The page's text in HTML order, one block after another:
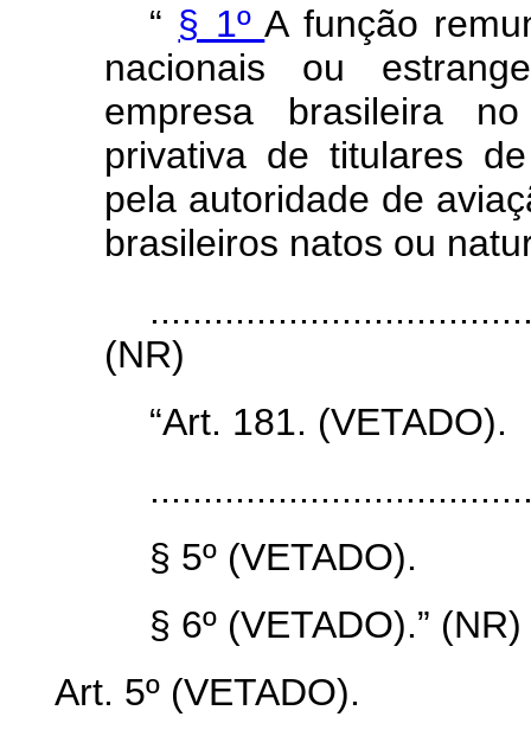
“ § 1ºA função
nacionais ou
empresa brasileira
privativa de titulares
pela autoridade de
brasileiros natos ou
(NR)
“Art. 181. (VETADO).
§ 5º (VETADO).
§ 6º (VETADO).” (NR)
Art. 5º (VETADO).